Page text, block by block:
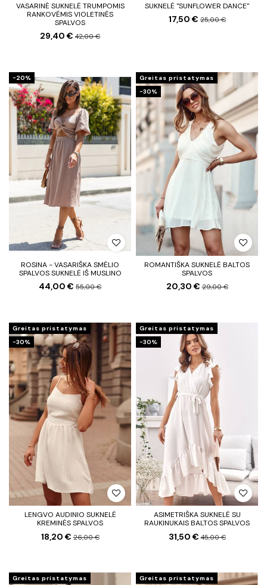
VASARINĖ SUKNELĖ TRUMPOMIS
RANKOVĖMIS VIOLETINĖS
SPALVOS
29,40 € 42,00 €
SUKNELĖ "SUNFLOWER DANCE"
17,50 €25,00 €
−20%
ROSINA - VASARIŠKA SMĖLIO
SPALVOS SUKNELĖ IŠ MUSLINO
44,00 € 55,00 €
Greitas pristatymas
−30%
ROMANTIŠKA SUKNELĖ BALTOS
SPALVOS
20,30 €29,00 €
Greitas pristatymas
−30%
LENGVO AUDINIO SUKNELĖ
KREMINĖS SPALVOS
18,20 €26,00 €
Greitas pristatymas
−30%
ASIMETRIŠKA SUKNELĖ SU
RAUKINUKAIS BALTOS SPALVOS
31,50 €45,00 €
Greitas pristatymas Greitas pristatymas